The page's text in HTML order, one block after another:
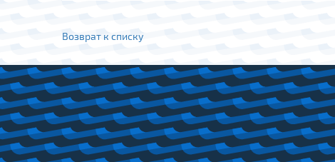
Возврат к списку